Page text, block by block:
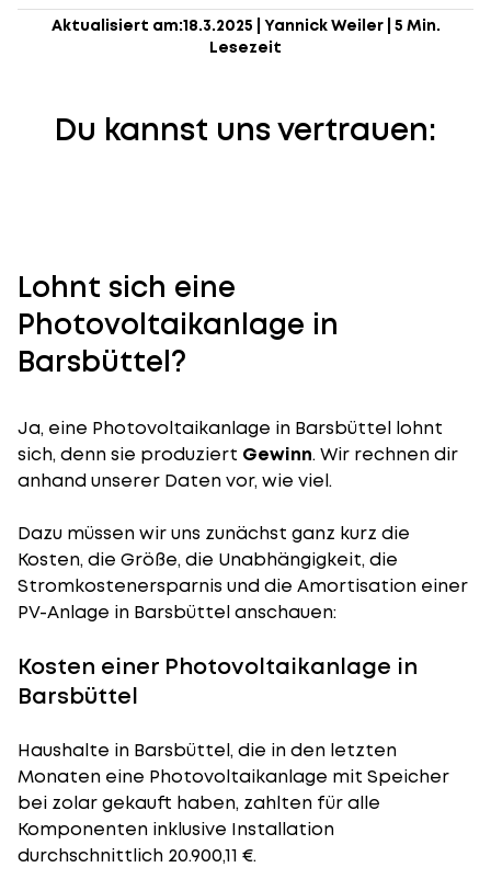
Aktualisiert am:18.3.2025 Yannick Weiler| 5 Min.
Lesezeit
Du kannst uns vertrauen:
Lohnt sich eine
Photovoltaikanlage in
Barsbüttel?
Ja, eine Photovoltaikanlage in Barsbüttel lohnt
sich, denn sie produziert Gewinn. Wir rechnen dir
anhand unserer Daten vor, wie viel.
Dazu müssen wir uns zunächst ganz kurz die
Kosten, die Größe, die Unabhängigkeit, die
Stromkostenersparnis und die Amortisation einer
PV-Anlage in Barsbüttel anschauen:
Kosten einer Photovoltaikanlage in
Barsbüttel
Haushalte in Barsbüttel, die in den letzten
Monaten eine Photovoltaikanlage mit Speicher
bei zolar gekauft haben, zahlten für alle
Komponenten inklusive Installation
durchschnittlich 20.900,11 €.